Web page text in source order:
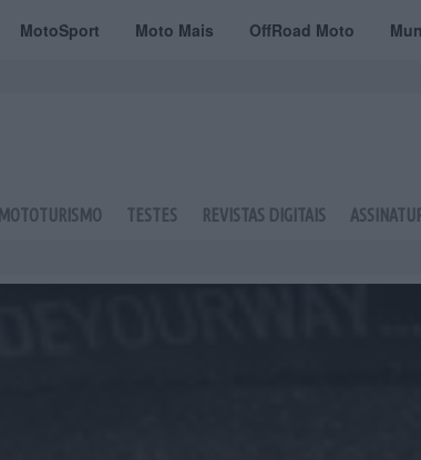
MotoSport Moto Mais OffRoad Moto
MOTOTURISMO TESTES REVISTAS DIGITAIS